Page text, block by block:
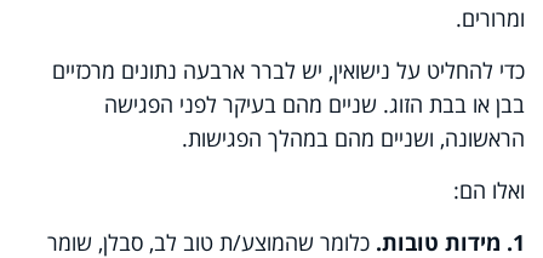
ומרורים.
כדי להחליט על נישואין, יש לברר ארבעה נתונים מרכזיים
בבן או בבת הזוג. שניים מהם בעיקר לפני הפגישה
הראשונה, ושניים מהם במהלך הפגישות.
ואלו הם:
1. מידות טובות.
כלומר שהמוצע/ת טוב לב, סבלן, שומר